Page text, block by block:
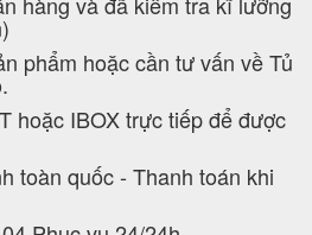
phẩm hoặc cần tư vấn về Tủ
hoặc IBOX trực tiếp để được
toàn quốc - Thanh toán khi